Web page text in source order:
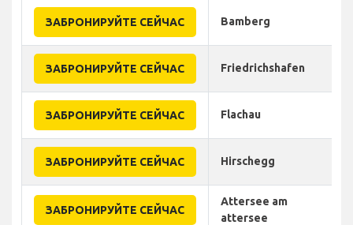
ЗАБРОНИРУЙТЕ СЕЙЧАС Bamberg
ЗАБРОНИРУЙТЕ СЕЙЧАС Friedrichshafen
ЗАБРОНИРУЙТЕ СЕЙЧАС Flachau
ЗАБРОНИРУЙТЕ СЕЙЧАС Hirschegg
ЗАБРОНИРУЙТЕ СЕЙЧАС
Attersee am
attersee